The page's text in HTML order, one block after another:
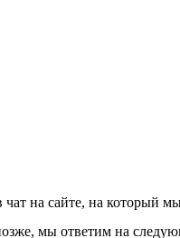
на сайте, на который
мы ответим на